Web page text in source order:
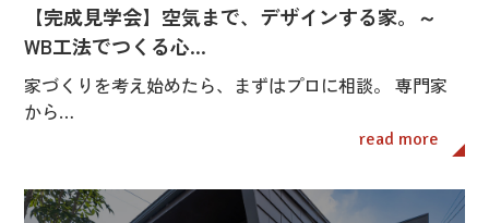
【完成見学会】空気まで、デザインする家。～
WB工法でつくる心…
家づくりを考え始めたら、まずはプロに相談。 専門家
から…
read more